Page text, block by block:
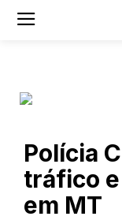
Polícia
tráfico
em MT